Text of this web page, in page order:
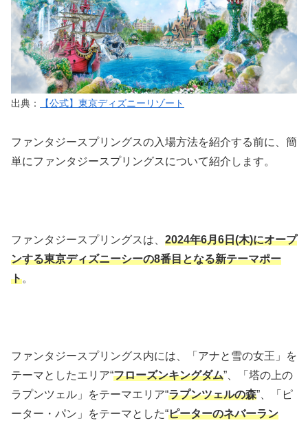
出典： 【公式】東京ディズニーリゾート
ファンタジースプリングスの入場方法を紹介する前に、簡
単にファンタジースプリングスについて紹介します。
ファンタジースプリングスは、 2024年6月6日(木)にオープ
ンする東京ディズニーシーの8番目となる新テーマポー
ト。
ファンタジースプリングス内には、「アナと雪の女王」を
テーマとしたエリア“フローズンキングダム”、「塔の上の
ラプンツェル」をテーマエリア“ラプンツェルの森”、「ピ
ーター・パン」をテーマとした“ピーターのネバーラン